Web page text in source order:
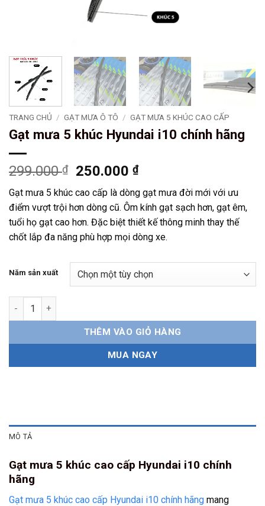
TRANG CHỦ / GẠT MƯA Ô TÔ / GẠT MƯA 5 KHÚC CAO CẤP
Gạt mưa 5 khúc Hyundai i10 chính hãng
299.000₫
Giá
gốc
là:
299.000 ₫.
250.000₫Giá
tại
là:
250.000 ₫.
Gạt mưa 5 khúc cao cấp là dòng gạt mưa đời mới với ưu
điểm vượt trội hơn dòng cũ. Ôm kính gạt sạch hơn, gạt êm,
tuổi họ gạt cao hơn. Đặc biệt thiết kế thông minh thay thế
chốt lắp đa năng phù hợp mọi dòng xe.
Năm sản xuất
Gạt mưa 5 khúc Hyundai i10 chính hãng số lượng
THÊM VÀO GIỎ HÀNG
MUA NGAY
MÔ TẢ
Gạt mưa 5 khúc cao cấp Hyundai i10 chính
hãng
Gạt mưa 5 khúc cao cấp Hyundai i10 chính hãng mang